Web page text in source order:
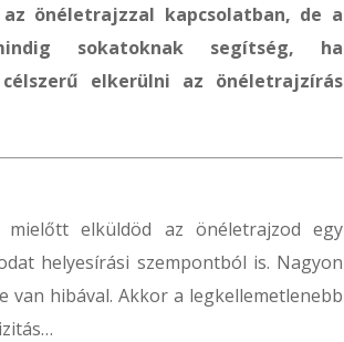
önéletrajzzal kapcsolatban, de a
sokatoknak segítség, ha
elkerülni az önéletrajzírás
elküldöd az önéletrajzod egy
helyesírási szempontból is. Nagyon
van hibával. Akkor a legkellemetlenebb